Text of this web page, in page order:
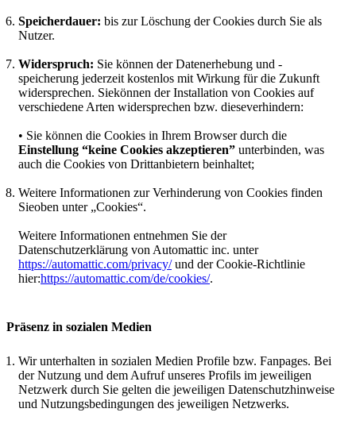
Speicherdauer: bis zur Löschung der Cookies durch Sie als
Nutzer.
Widerspruch: Sie können der Datenerhebung und -
speicherung jederzeit kostenlos mit Wirkung für die Zukunft
widersprechen. Siekönnen der Installation von Cookies auf
verschiedene Arten widersprechen bzw. dieseverhindern:
• Sie können die Cookies in Ihrem Browser durch die
Einstellung “keine Cookies akzeptieren” unterbinden, was
auch die Cookies von Drittanbietern beinhaltet;
Weitere Informationen zur Verhinderung von Cookies finden
Sieoben unter „Cookies“.
Weitere Informationen entnehmen Sie der
Datenschutzerklärung von Automattic inc. unter
https://automattic.com/privacy/und der Cookie-Richtlinie
hier:https://automattic.com/de/cookies/.
Präsenz in sozialen Medien
Wir unterhalten in sozialen Medien Profile bzw. Fanpages. Bei
der Nutzung und dem Aufruf unseres Profils im jeweiligen
Netzwerk durch Sie gelten die jeweiligen Datenschutzhinweise
und Nutzungsbedingungen des jeweiligen Netzwerks.